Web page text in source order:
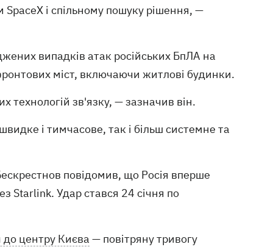
і спільному пошуку рішення, —
випадків атак російських БпЛА на
міст, включаючи житлові будинки.
технологій зв'язку, — зазначив він.
і тимчасове, так і більш системне та
повідомив, що Росія вперше
Starlink. Удар стався 24 січня по
до центру Києва — повітряну тривогу